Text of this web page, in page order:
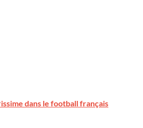
dans le football français